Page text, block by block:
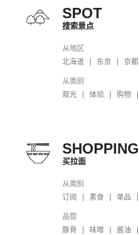
SPOT
搜索景点
从地区
北海道
东京 京都
从类别
观光
体验 购物
SHOPPING
买拉面
从类别
订阅
素食 单品
品尝
豚骨
味噌 酱油